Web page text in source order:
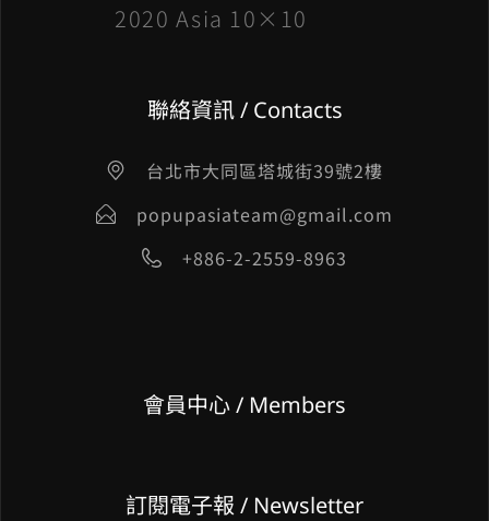
2020 Asia 10×10
聯絡資訊 / Contacts
台北市大同區塔城街39號2樓
popupasiateam@gmail.com
+886-2-2559-8963
會員中心 / Members
訂閱電子報 / Newsletter